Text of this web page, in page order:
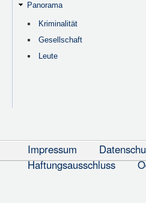
Panorama
Kriminalität
Gesellschaft
Leute
Impressum
Haftungsausschluss